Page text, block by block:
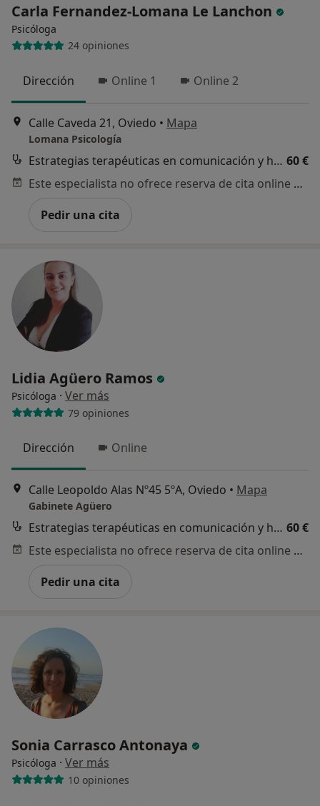
Carla Fernandez-Lomana Le Lanchon
Psicóloga
24 opiniones
Dirección Online 1 Online 2
Calle Caveda 21, Oviedo • Mapa
Lomana Psicología
Estrategias terapéuticas en comunicación y habilidades sociales 60 €
Este especialista no ofrece reserva de cita online en esta dirección.
Pedir una cita
Lidia Agüero Ramos
Psicóloga · Ver más
79 opiniones
Dirección Online
Calle Leopoldo Alas Nº45 5ºA, Oviedo • Mapa
Gabinete Agüero
Estrategias terapéuticas en comunicación y habilidades sociales 60 €
Este especialista no ofrece reserva de cita online en esta dirección.
Pedir una cita
Sonia Carrasco Antonaya
Psicóloga · Ver más
10 opiniones